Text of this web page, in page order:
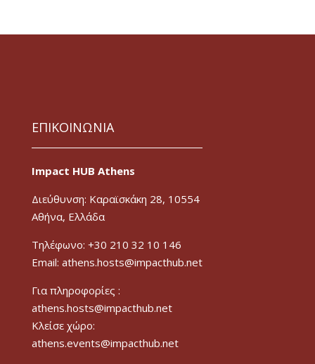
ΕΠΙΚΟΙΝΩΝΙΑ
Impact HUB Athens
Διεύθυνση: Καραϊσκάκη 28, 10554
Αθήνα, Ελλάδα
Τηλέφωνο: +30 210 32 10 146
Email: athens.hosts@impacthub.net
Για πληροφορίες :
athens.hosts@impacthub.net
Κλείσε χώρο:
athens.events@impacthub.net